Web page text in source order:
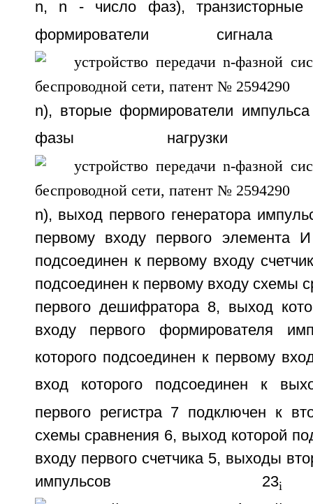
n, n - число фаз),
формирователи
n), вторые формирователи
фазы нагрузки
n), выход первого генератора
первому входу первого элемента
подсоединен к первому входу
подсоединен к первому входу схемы
первого дешифратора 8, выход
входу первого формирователя
которого подсоединен к первому
вход которого подсоединен к
первого регистра 7 подключен к
схемы сравнения 6, выход которой
входу первого счетчика 5, выходы
импульсов 23i